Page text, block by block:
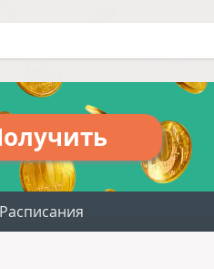
Расписания